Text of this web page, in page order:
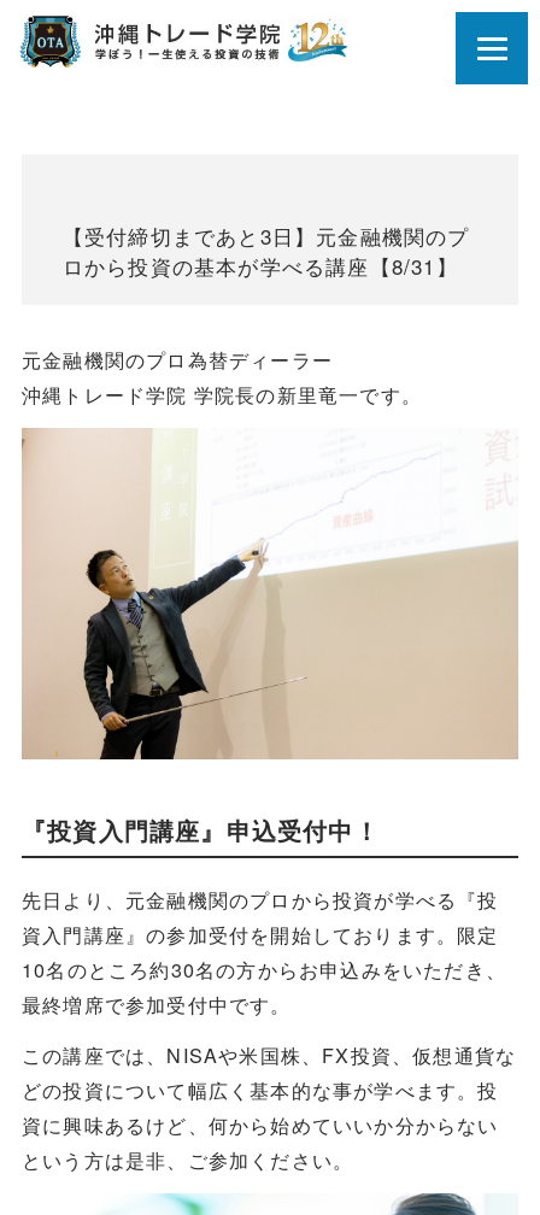
【受付締切まであと3日】元金融機関のプ
ロから投資の基本が学べる講座【8/31】
元金融機関のプロ為替ディーラー
沖縄トレード学院 学院長の新里竜一です。
『投資入門講座』申込受付中！
先日より、元金融機関のプロから投資が学べる『投
資入門講座』の参加受付を開始しております。限定
10名のところ約30名の方からお申込みをいただき、
最終増席で参加受付中です。
この講座では、NISAや米国株、FX投資、仮想通貨な
どの投資について幅広く基本的な事が学べます。投
資に興味あるけど、何から始めていいか分からない
という方は是非、ご参加ください。